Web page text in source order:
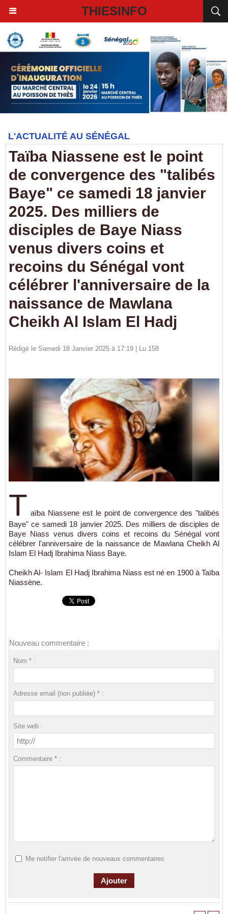
THIESINFO
L'ACTUALITÉ AU SÉNÉGAL
Taïba Niassene est le point
de convergence des "talibés
Baye" ce samedi 18 janvier
2025. Des milliers de
disciples de Baye Niass
venus divers coins et
recoins du Sénégal vont
célébrer l'anniversaire de la
naissance de Mawlana
Cheikh Al Islam El Hadj
Rédigé le Samedi 18 Janvier 2025 à 17:19 | Lu 158
T aïba Niassene est le point de convergence des "talibés
Baye" ce samedi 18 janvier 2025. Des milliers de disciples de
Baye Niass venus divers coins et recoins du Sénégal vont
célébrer l'anniversaire de la naissance de Mawlana Cheikh Al
Islam El Hadj Ibrahima Niass Baye.
Cheikh Al- Islam El Hadj Ibrahima Niass est né en 1900 à Taïba
Niassène.
Nouveau commentaire :
Nom * :
Adresse email (non publiée) * :
Site web :
Commentaire * :
Me notifier l'arrivée de nouveaux commentaires